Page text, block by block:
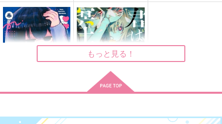
海の色はどうして
空が青いな
夜明けのポラリス
スピカの棘
944円 （税込）
ブラッド×オスカー
サンプル
は 1
もっと見る！